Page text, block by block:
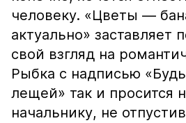
человеку. «Цветы —
актуально» заставляет
свой взгляд на
Рыбка с надписью
лещей» так и просится
начальнику, не